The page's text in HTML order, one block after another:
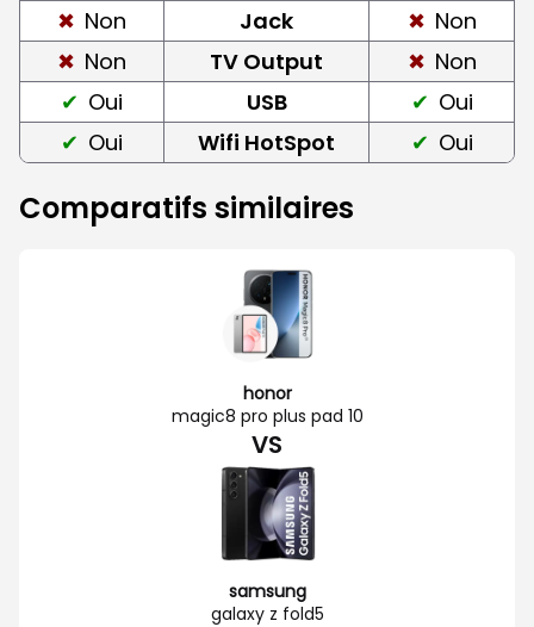
Non
Jack
Non
Non
TV Output
Non
Oui
USB
Oui
Oui
Wifi HotSpot Oui
Comparatifs similaires
honor
magic8 pro plus pad 10
VS
samsung
galaxy z fold5